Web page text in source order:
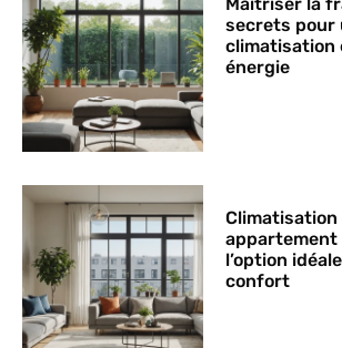
secrets pour
climatisation
énergie
Climatisation
appartement
l’option
confort